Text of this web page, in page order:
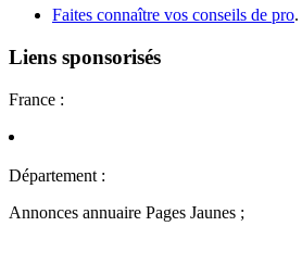
Faites connaître vos conseils de pro.
Liens sponsorisés
France :
Département :
Annonces annuaire Pages Jaunes ;